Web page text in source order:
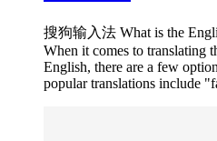
搜狗输入法 What is the
When it comes to translating
English, there are a few
popular translations include